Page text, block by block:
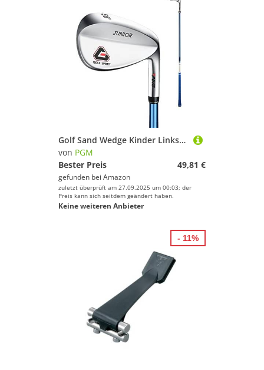
Golf Sand Wedge Kinder Linkshänder & Rechtshänder Golfschläger Keilverbreiteter Boden 56 Grad Golfsandrute für 3-12 Jahre Kinder Jungen Mädchen Golf Wedges (Blau,Rechte Hand 9-12)
von PGM
Bester Preis
49,81 €
gefunden bei Amazon
zuletzt überprüft am 27.09.2025 um 00:03; der
Preis kann sich seitdem geändert haben.
Keine weiteren Anbieter
- 11%